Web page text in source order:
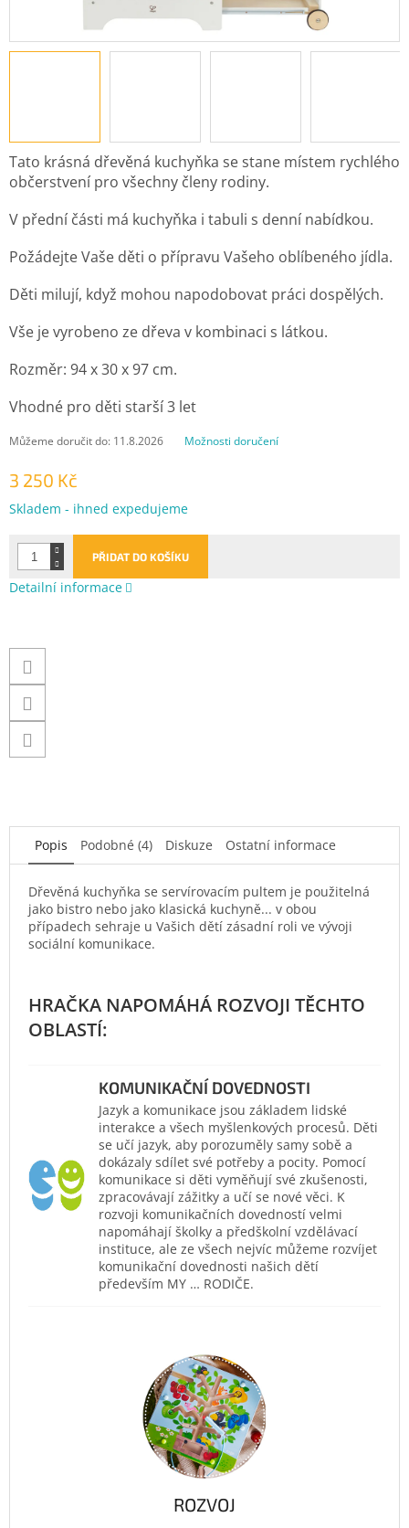
3 250 Kč
Měrná
Skladem - ihned expedujeme
Můžeme doručit do: 11.8.2026 Možnosti doručení
PŘIDAT DO KOŠÍKU
Tato krásná dřevěná kuchyňka se stane místem rychlého
občerstvení pro všechny členy rodiny.
V přední části má kuchyňka i tabuli s denní nabídkou.
Požádejte Vaše děti o přípravu Vašeho oblíbeného jídla.
Děti milují, když mohou napodobovat práci dospělých.
Vše je vyrobeno ze dřeva v kombinaci s látkou.
Rozměr: 94 x 30 x 97 cm.
Vhodné pro děti starší 3 let
Detailní informace
Popis Podobné (4) Diskuze Ostatní informace
Dřevěná kuchyňka se servírovacím pultem je použitelná
jako bistro nebo jako klasická kuchyně... v obou
případech sehraje u Vašich dětí zásadní roli ve vývoji
sociální komunikace.
KOMUNIKAČNÍ DOVEDNOSTI
Jazyk a komunikace jsou základem lidské
interakce a všech myšlenkových procesů. Děti
se učí jazyk, aby porozuměly samy sobě a
dokázaly sdílet své potřeby a pocity. Pomocí
komunikace si děti vyměňují své zkušenosti,
zpracovávají zážitky a učí se nové věci. K
rozvoji komunikačních dovedností velmi
napomáhají školky a předškolní vzdělávací
instituce, ale ze všech nejvíc můžeme rozvíjet
komunikační dovednosti našich dětí
především MY … RODIČE.
ROZVOJ